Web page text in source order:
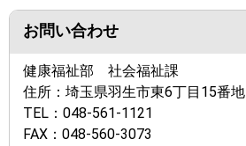
お問い合わせ
健康福祉部 社会福祉課
住所： 埼玉県羽生市東6丁目15番地
TEL： 048-561-1121
FAX： 048-560-3073